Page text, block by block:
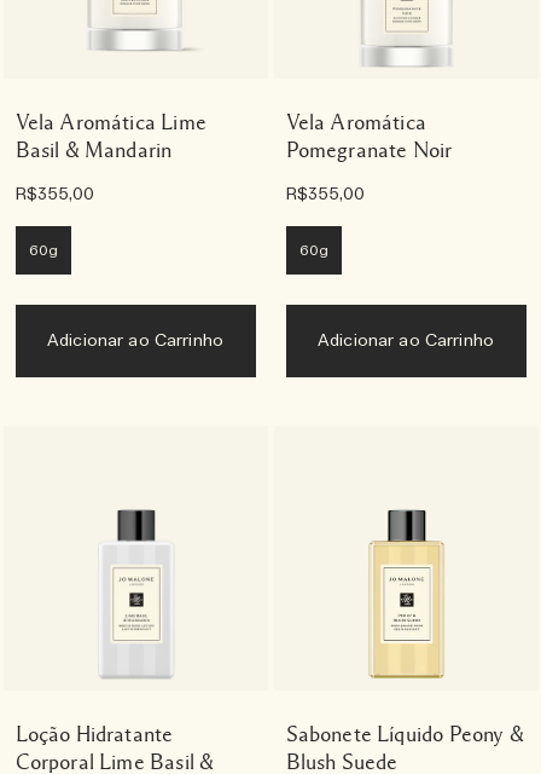
Vela Aromática Lime
Basil & Mandarin
R$355,00
60g
Adicionar ao Carrinho
Vela Aromática
Pomegranate Noir
R$355,00
60g
Adicionar ao Carrinho
Loção Hidratante
Corporal Lime Basil &
Sabonete Líquido Peony &
Blush Suede